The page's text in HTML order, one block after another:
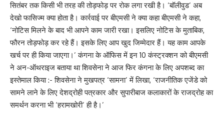
सितंबर तक किसी भी तरह की तोड़फोड़ पर रोक लगा रखी है। ‘बॉलीवुड’ अब
देखो फासिज्म क्या होता है। कार्रवाई पर बीएमसी ने क्या कहा बीएमसी ने कहा,
‘नोटिस मिलने के बाद भी आपने काम जारी रखा। इसलिए नोटिस के मुताबिक,
फौरन तोड़फोड़ कर रहे हैं। इसके लिए आप खुद जिम्मेदार हैं। यह काम आपके
खर्च पर ही किया जाएगा।’ कंगना के ऑफिस में इन 10 कंस्ट्रक्शन को बीएमसी
ने अन-ऑथराइज बताया था शिवसेना ने आज फिर कंगना के लिए अपशब्द का
इस्तेमाल किया :- शिवसेना ने मुखपत्र ‘सामना’ में लिखा, ‘राजनीतिक एजेंडे को
सामने लाने के लिए देशद्रोही पत्रकार और सुपारीबाज कलाकारों के राजद्रोह का
समर्थन करना भी ‘हरामखोरी’ ही है।’